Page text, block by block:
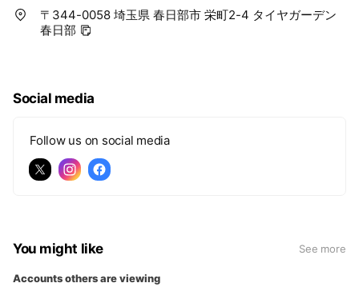
〒344-0058 埼玉県 春日部市 栄町2-4 タイヤガーデン
春日部
Social media
Follow us on social media
You might like See more
Accounts others are viewing